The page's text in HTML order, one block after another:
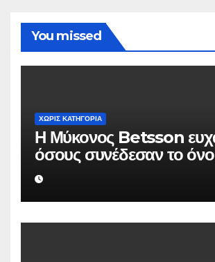
You missed
ΧΩΡΊΣ ΚΑΤΗΓΟΡΊΑ
Η Μύκονος Betsson
όσους συνέδεσαν το
με την ιστορική χρονιά